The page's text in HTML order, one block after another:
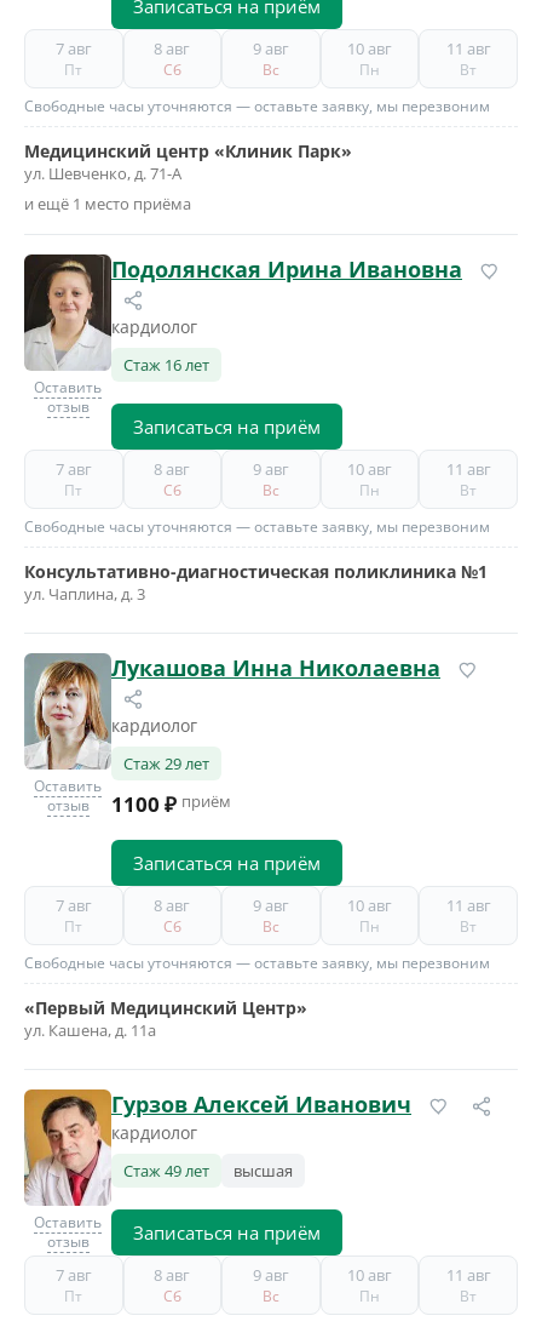
Записаться на приём
7 авг
Пт
8 авг
Сб
9 авг
Вс
10 авг
Пн
11 авг
Вт
Свободные часы уточняются — оставьте заявку, мы перезвоним
Медицинский центр «Клиник Парк»
ул. Шевченко, д. 71-А
и ещё 1 место приёма
Оставить
отзыв
Подолянская Ирина Ивановна
кардиолог
Стаж 16 лет
Записаться на приём
7 авг
Пт
8 авг
Сб
9 авг
Вс
10 авг
Пн
11 авг
Вт
Свободные часы уточняются — оставьте заявку, мы перезвоним
Консультативно-диагностическая поликлиника №1
ул. Чаплина, д. 3
Оставить
отзыв
Лукашова Инна Николаевна
кардиолог
Стаж 29 лет
1100 ₽ приём
Записаться на приём
7 авг
Пт
8 авг
Сб
9 авг
Вс
10 авг
Пн
11 авг
Вт
Свободные часы уточняются — оставьте заявку, мы перезвоним
«Первый Медицинский Центр»
ул. Кашена, д. 11а
Оставить
отзыв
Гурзов Алексей Иванович
кардиолог
Стаж 49 лет высшая
Записаться на приём
7 авг
Пт
8 авг
Сб
9 авг
Вс
10 авг
Пн
11 авг
Вт